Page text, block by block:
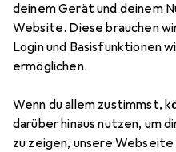
deinem Gerät und deinem
Website. Diese brauchen
Login und Basisfunktionen
ermöglichen.
Wenn du allem zustimmst,
darüber hinaus nutzen, um
zu zeigen, unsere
Produkte Forum